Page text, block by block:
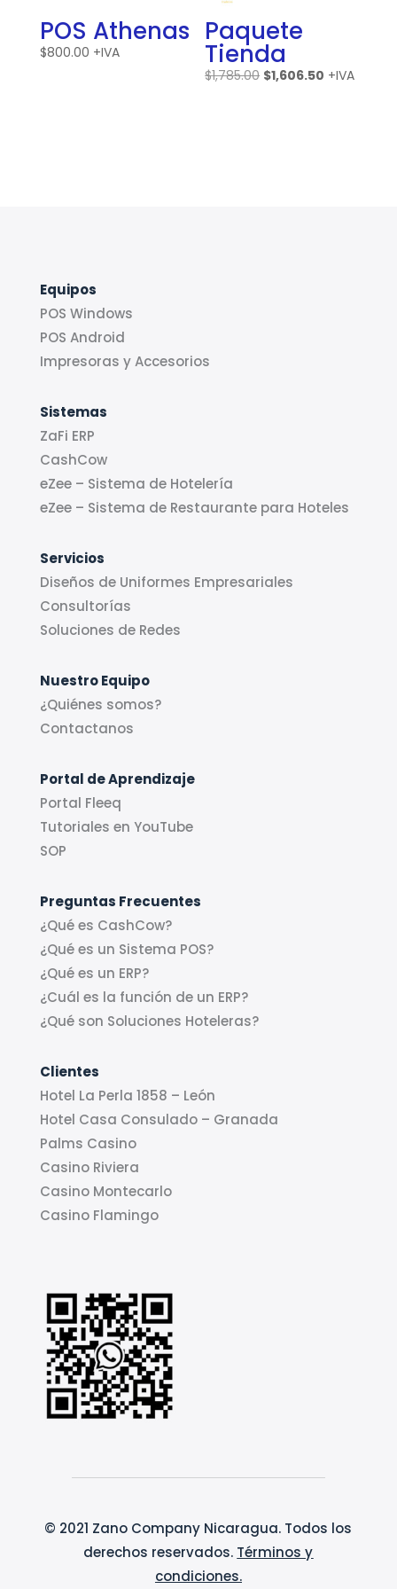
POS Athenas
$800.00 +IVA
Paquete
Tienda
$1,785.00 El
$1,606.50 El
+IVA
Equipos
POS Windows
POS Android
Impresoras y Accesorios
Sistemas
ZaFi ERP
CashCow
eZee – Sistema de Hotelería
eZee – Sistema de Restaurante para Hoteles
Servicios
Diseños de Uniformes Empresariales
Consultorías
Soluciones de Redes
Nuestro Equipo
¿Quiénes somos?
Contactanos
Portal de Aprendizaje
Portal Fleeq
Tutoriales en YouTube
SOP
Preguntas Frecuentes
¿Qué es CashCow?
¿Qué es un Sistema POS?
¿Qué es un ERP?
¿Cuál es la función de un ERP?
¿Qué son Soluciones Hoteleras?
Clientes
Hotel La Perla 1858 – León
Hotel Casa Consulado – Granada
Palms Casino
Casino Riviera
Casino Montecarlo
Casino Flamingo
© 2021 Zano Company Nicaragua. Todos los
derechos reservados. Términos y
condiciones.